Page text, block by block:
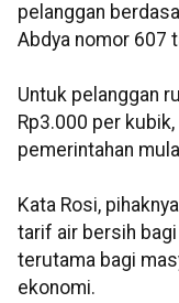
pelanggan
Abdya nomor 607
Untuk pelanggan
Rp3.000 per
pemerintahan
Kata Rosi,
tarif air bersih
terutama bagi
ekonomi.